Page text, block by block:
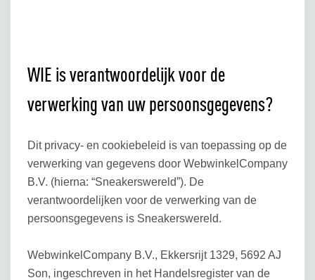
WIE is verantwoordelijk voor de
verwerking van uw persoonsgegevens?
Dit privacy- en cookiebeleid is van toepassing op de
verwerking van gegevens door WebwinkelCompany
B.V. (hierna: “Sneakerswereld”). De
verantwoordelijken voor de verwerking van de
persoonsgegevens is Sneakerswereld.
WebwinkelCompany B.V., Ekkersrijt 1329, 5692 AJ
Son, ingeschreven in het Handelsregister van de